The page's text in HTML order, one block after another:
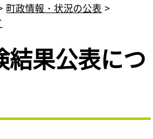
町政情報・状況の公表
結果公表につ